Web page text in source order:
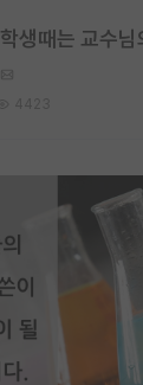
생때는 교수